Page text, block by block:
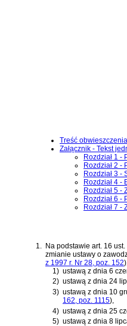
Treść obwieszczenia
Załącznik - Tekst
Rozdział 1 -
Rozdział 2
Rozdział 3 -
Rozdział 4 -
Rozdział 5 -
Rozdział 6 -
Rozdział 7
1. Na podstawie art. 16
zmianie ustawy o
z 1997 r. Nr 28, poz. 152)
1) ustawą z dnia 6
2) ustawą z dnia 24
3) ustawą z dnia 10
162, poz. 1115),
4) ustawą z dnia 25
5) ustawą z dnia 8